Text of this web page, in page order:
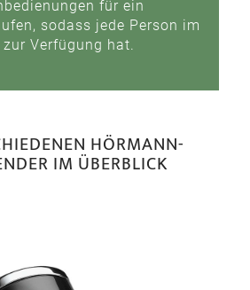
für ein
sodass jede Person im
Verfügung hat.
HÖRMANN-
IM ÜBERBLICK